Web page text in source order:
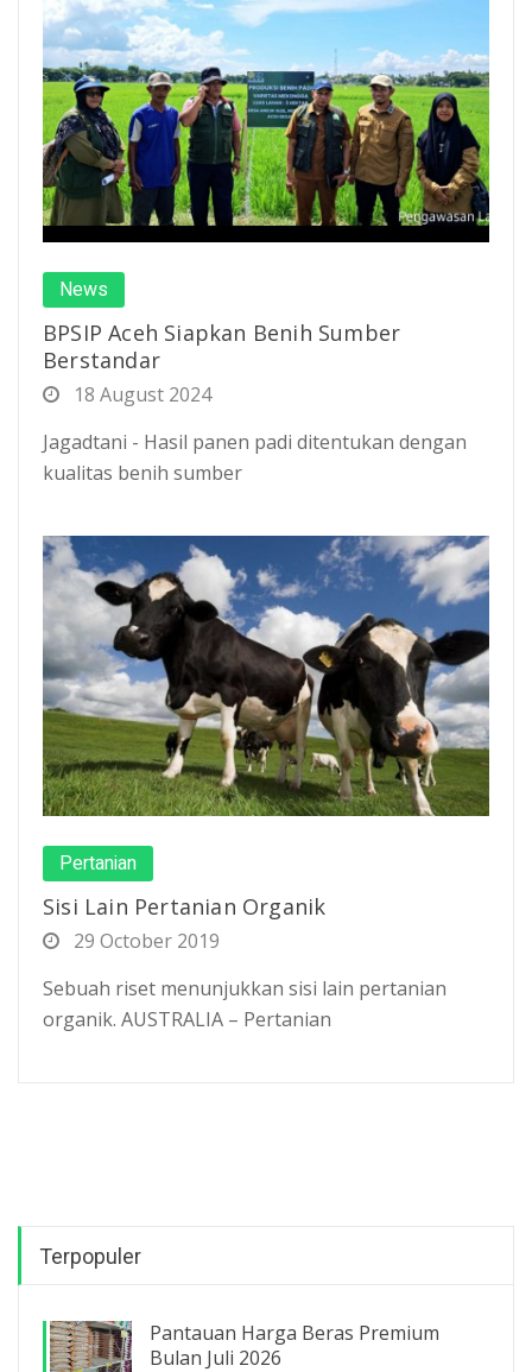
News
BPSIP Aceh Siapkan Benih Sumber
Berstandar
18 August 2024
Jagadtani - Hasil panen padi ditentukan dengan
kualitas benih sumber
Pertanian
Sisi Lain Pertanian Organik
29 October 2019
Sebuah riset menunjukkan sisi lain pertanian
organik. AUSTRALIA – Pertanian
Terpopuler
Pantauan Harga Beras Premium
Bulan Juli 2026